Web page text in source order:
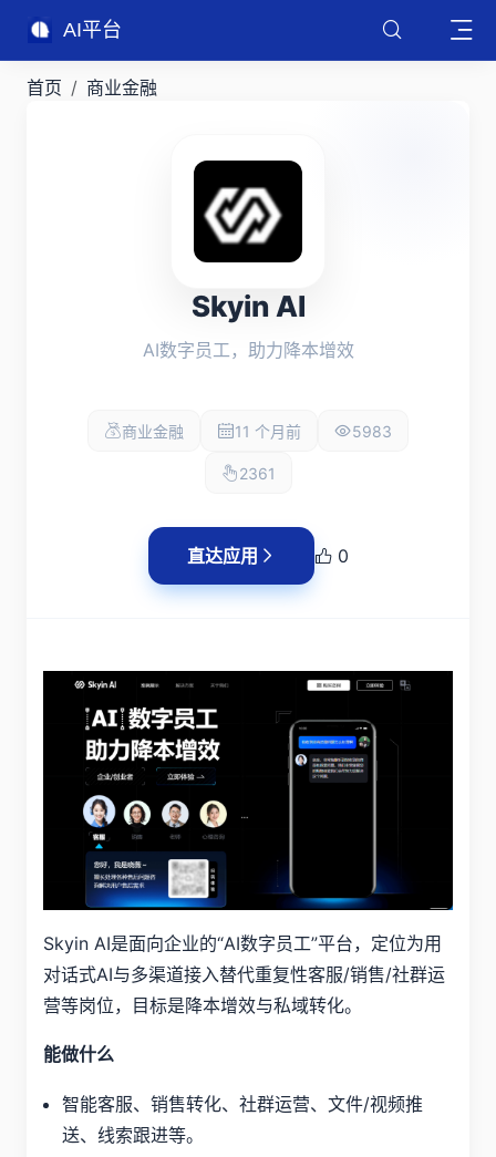
AI平台
首页 商业金融
Skyin AI
AI数字员工，助力降本增效
商业金融 11 个月前 5983
2361
直达应用 0
Skyin AI是面向企业的“AI数字员工”平台，定位为用
对话式AI与多渠道接入替代重复性客服/销售/社群运
营等岗位，目标是降本增效与私域转化。
能做什么
智能客服、销售转化、社群运营、文件/视频推
送、线索跟进等。